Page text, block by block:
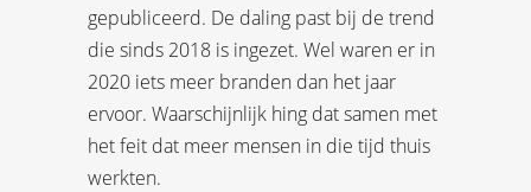
gepubliceerd. De daling past bij de trend
die sinds 2018 is ingezet. Wel waren er in
2020 iets meer branden dan het jaar
ervoor. Waarschijnlijk hing dat samen met
het feit dat meer mensen in die tijd thuis
werkten.